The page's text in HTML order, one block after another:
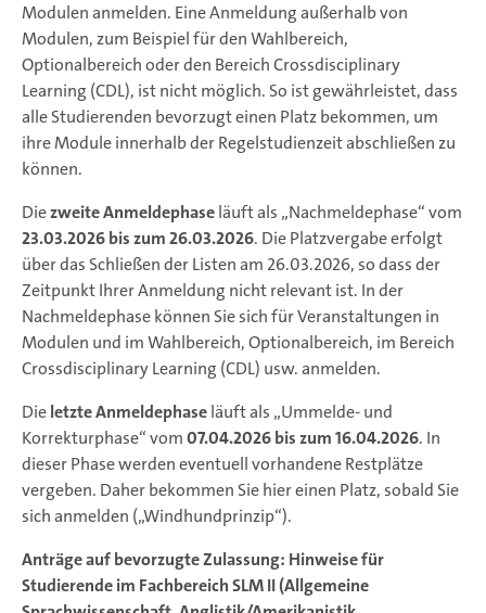
Modulen anmelden. Eine Anmeldung außerhalb von
Modulen, zum Beispiel für den Wahlbereich,
Optionalbereich oder den Bereich Crossdisciplinary
Learning (CDL), ist nicht möglich. So ist gewährleistet, dass
alle Studierenden bevorzugt einen Platz bekommen, um
ihre Module innerhalb der Regelstudienzeit abschließen zu
können.
Diezweite Anmeldephaseläuft als „Nachmeldephase“ vom
23.03.2026 bis zum 26.03.2026. Die Platzvergabe erfolgt
über das Schließen der Listen am 26.03.2026, so dass der
Zeitpunkt Ihrer Anmeldung nicht relevant ist. In der
Nachmeldephase können Sie sich für Veranstaltungen in
Modulen und im Wahlbereich, Optionalbereich, im Bereich
Crossdisciplinary Learning (CDL) usw. anmelden.
Dieletzte Anmeldephaseläuft als „Ummelde- und
Korrekturphase“ vom07.04.2026 bis zum 16.04.2026. In
dieser Phase werden eventuell vorhandene Restplätze
vergeben. Daher bekommen Sie hier einen Platz, sobald Sie
sich anmelden („Windhundprinzip“).
Anträge auf bevorzugte Zulassung: Hinweise für
Studierende im Fachbereich SLM II (Allgemeine